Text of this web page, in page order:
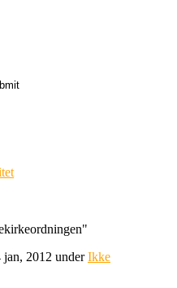
jan, 2012 underIkke